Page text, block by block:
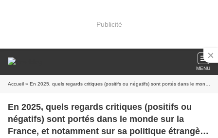
Publicité
MENU
Accueil » En 2025, quels regards critiques (positifs ou négatifs) sont portés dans le monde sur la France, et notamment sur sa politique étrangère ?
En 2025, quels regards critiques (positifs ou
négatifs) sont portés dans le monde sur la
France, et notamment sur sa politique étrangère